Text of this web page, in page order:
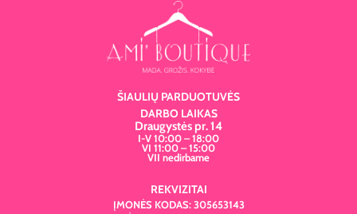
ŠIAULIŲ PARDUOTUVĖS
DARBO LAIKAS
Draugystės pr. 14
I-V 10:00 – 18:00
VI 11:00 – 15:00
VII nedirbame
REKVIZITAI
ĮMONĖS KODAS: 305653143